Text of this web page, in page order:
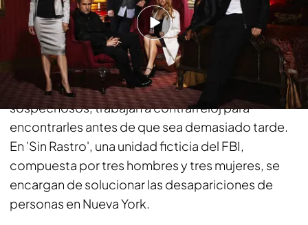
Compartir
Buscan personas desaparecidas, investigan
motivos, analizan pruebas, descubren
sospechosos, trabajan a contrarreloj para
encontrarles antes de que sea demasiado tarde.
En 'Sin Rastro', una unidad ficticia del FBI,
compuesta por tres hombres y tres mujeres, se
encargan de solucionar las desapariciones de
personas en Nueva York.